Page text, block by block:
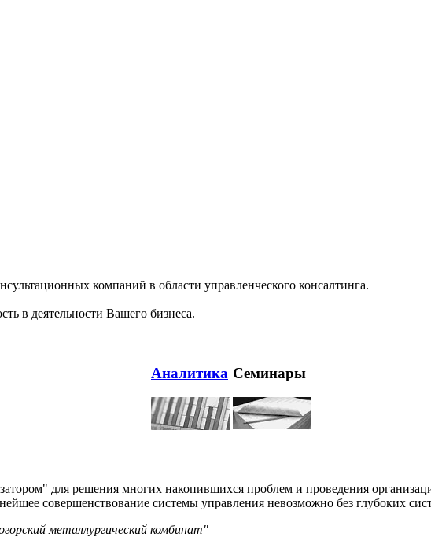
компаний в области управленческого консалтинга.
в деятельности Вашего бизнеса.
Аналитика Семинары
для решения многих накопившихся проблем и проведения
совершенствование системы управления невозможно без глубоких
металлургический комбинат"